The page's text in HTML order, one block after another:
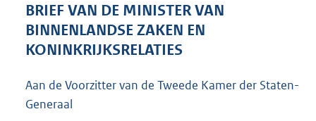
e
b
BRIEF VAN DE MINISTER VAN
BINNENLANDSE ZAKEN EN
KONINKRIJKSRELATIES
Aan de Voorzitter van de Tweede Kamer der Staten-
Generaal